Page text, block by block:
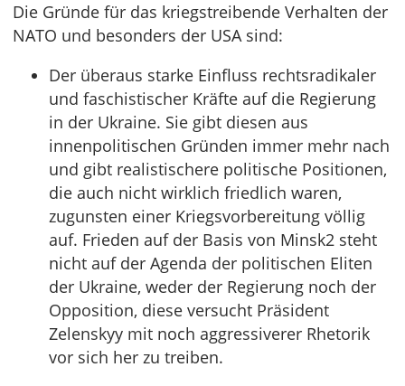
Die Gründe für das kriegstreibende Verhalten der
NATO und besonders der USA sind:
Der überaus starke Einfluss rechtsradikaler
und faschistischer Kräfte auf die Regierung
in der Ukraine. Sie gibt diesen aus
innenpolitischen Gründen immer mehr nach
und gibt realistischere politische Positionen,
die auch nicht wirklich friedlich waren,
zugunsten einer Kriegsvorbereitung völlig
auf. Frieden auf der Basis von Minsk2 steht
nicht auf der Agenda der politischen Eliten
der Ukraine, weder der Regierung noch der
Opposition, diese versucht Präsident
Zelenskyy mit noch aggressiverer Rhetorik
vor sich her zu treiben.